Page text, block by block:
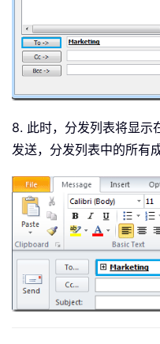
8. 此时，分发列表将显示
发送，分发列表中的所有